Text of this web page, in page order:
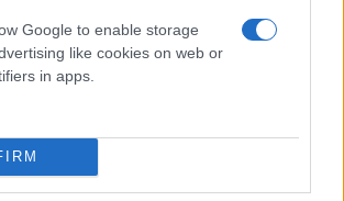
Google to enable storage
like cookies on web or
in apps.